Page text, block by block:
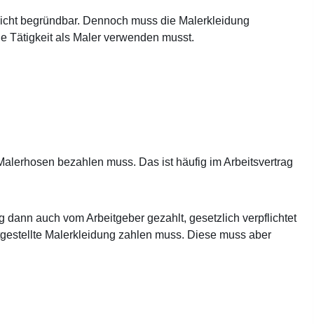
begründbar. Dennoch muss die Malerkleidung
Tätigkeit als Maler verwenden musst.
bezahlen muss. Das ist häufig im Arbeitsvertrag
auch vom Arbeitgeber gezahlt, gesetzlich verpflichtet
Malerkleidung zahlen muss. Diese muss aber